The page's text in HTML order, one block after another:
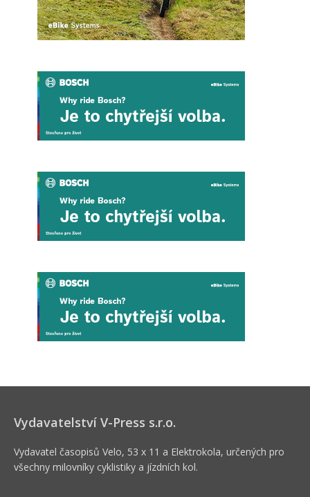
Vydavatelství V-Press s.r.o.
Vydavatel časopisů Velo, 53 x 11 a Elektrokola, určených pro
všechny milovníky cyklistiky a jízdních kol.